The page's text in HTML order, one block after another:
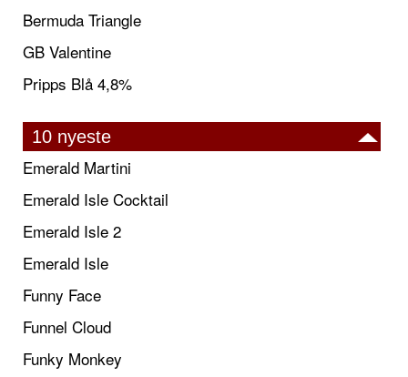
Bermuda Triangle
GB Valentine
Pripps Blå 4,8%
10 nyeste
Emerald Martini
Emerald Isle Cocktail
Emerald Isle 2
Emerald Isle
Funny Face
Funnel Cloud
Funky Monkey